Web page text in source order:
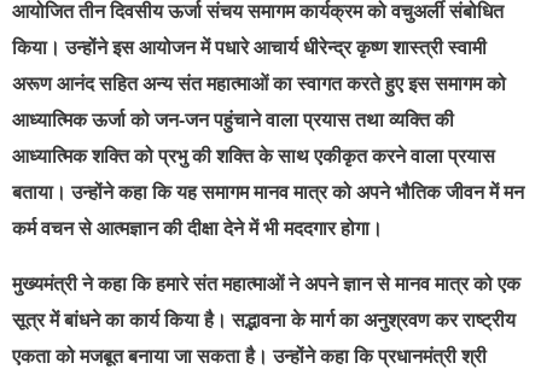
आयोजित तीन दिवसीय ऊर्जा संचय समागम कार्यक्रम को वचुअर्ली संबोधित
किया। उन्होंने इस आयोजन में पधारे आचार्य धीरेन्द्र कृष्ण शास्त्री स्वामी
अरूण आनंद सहित अन्य संत महात्माओं का स्वागत करते हुए इस समागम को
आध्यात्मिक ऊर्जा को जन-जन पहुंचाने वाला प्रयास तथा व्यक्ति की
आध्यात्मिक शक्ति को प्रभु की शक्ति के साथ एकीकृत करने वाला प्रयास
बताया। उन्होंने कहा कि यह समागम मानव मात्र को अपने भौतिक जीवन में मन
कर्म वचन से आत्मज्ञान की दीक्षा देने में भी मददगार होगा।
मुख्यमंत्री ने कहा कि हमारे संत महात्माओं ने अपने ज्ञान से मानव मात्र को एक
सूत्र में बांधने का कार्य किया है। सद्भावना के मार्ग का अनुश्रवण कर राष्ट्रीय
एकता को मजबूत बनाया जा सकता है। उन्होंने कहा कि प्रधानमंत्री श्री